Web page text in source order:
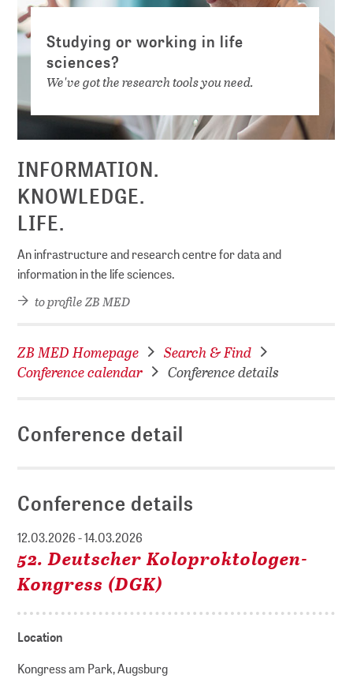
Studying or working in life
sciences?
We've got the research tools you need.
INFORMATION.
KNOWLEDGE.
LIFE.
An infrastructure and research centre for data and
information in the life sciences.
to profile ZB MED
ZB MED Homepage
Search & Find
Conference calendar
Conference details
Conference detail
Conference details
12.03.2026 - 14.03.2026
52. Deutscher Koloproktologen-
Kongress (DGK)
Location
Kongress am Park, Augsburg